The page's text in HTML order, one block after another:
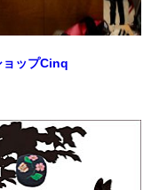
ョップCinq